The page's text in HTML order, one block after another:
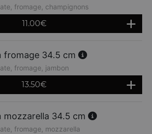
fromage, champignons
11.00€
fromage 34.5 cm
fromage, jambon
13.50€
mozzarella 34.5 cm
fromage, mozzarella